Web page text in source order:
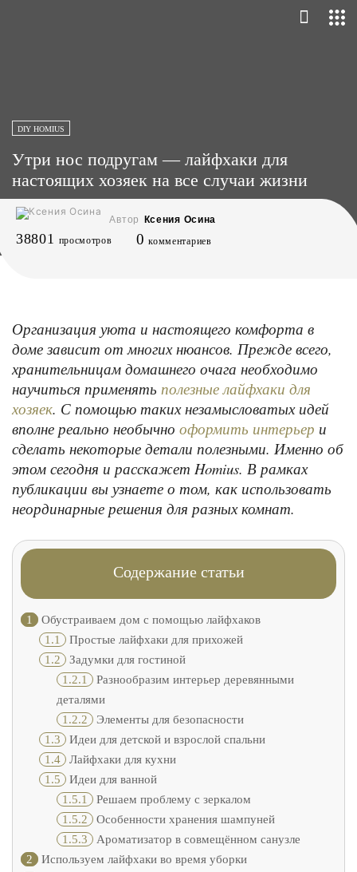
DIY HOMIUS
Утри нос подругам — лайфхаки для
настоящих хозяек на все случаи жизни
Автор Ксения Осина
38801 просмотров 0 комментариев
Организация уюта и настоящего комфорта в
доме зависит от многих нюансов. Прежде всего,
хранительницам домашнего очага необходимо
научиться применять полезные лайфхаки для
хозяек. С помощью таких незамысловатых идей
вполне реально необычно оформить интерьер и
сделать некоторые детали полезными. Именно об
этом сегодня и расскажет Homius. В рамках
публикации вы узнаете о том, как использовать
неординарные решения для разных комнат.
Содержание статьи
1
Обустраиваем дом с помощью лайфхаков
1.1 Простые лайфхаки для прихожей
1.2 Задумки для гостиной
1.2.1
Разнообразим интерьер деревянными
деталями
1.2.2
Элементы для безопасности
1.3 Идеи для детской и взрослой спальни
1.4 Лайфхаки для кухни
1.5 Идеи для ванной
1.5.1
Решаем проблему с зеркалом
1.5.2
Особенности хранения шампуней
1.5.3
Ароматизатор в совмещённом санузле
2
Используем лайфхаки во время уборки